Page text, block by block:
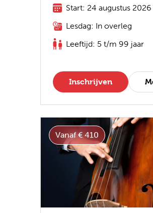
Start: 24 augustus 2026
Lesdag: In overleg
Leeftijd: 5 t/m 99 jaar
Inschrijven
Vanaf € 410